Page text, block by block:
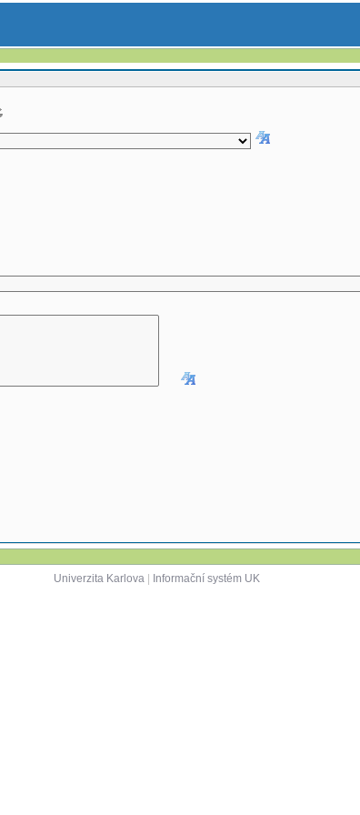
Univerzita Karlova| Informační systém UK